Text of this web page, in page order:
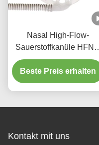
Nasal High-Flow-
Sauerstoffkanüle HFNC
Einweg-High-Flow-
Nasenkanüle
Beste Preis erhalten
Kontakt mit uns